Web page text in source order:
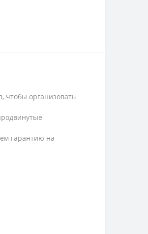
чтобы организовать
гарантию на